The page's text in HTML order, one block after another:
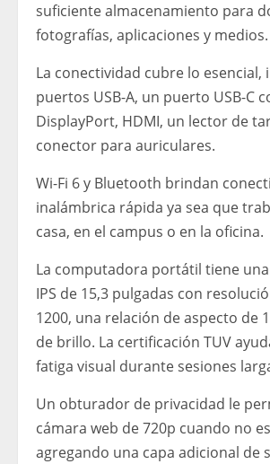
suficiente almacenamiento para
fotografías, aplicaciones y medios.
La conectividad cubre lo esencial,
puertos USB-A, un puerto USB-C
DisplayPort, HDMI, un lector de
conector para auriculares.
Wi-Fi 6 y Bluetooth brindan
inalámbrica rápida ya sea que
casa, en el campus o en la oficina.
La computadora portátil tiene
IPS de 15,3 pulgadas con
1200, una relación de aspecto de
de brillo. La certificación TUV
fatiga visual durante sesiones
Un obturador de privacidad le
cámara web de 720p cuando no
agregando una capa adicional de